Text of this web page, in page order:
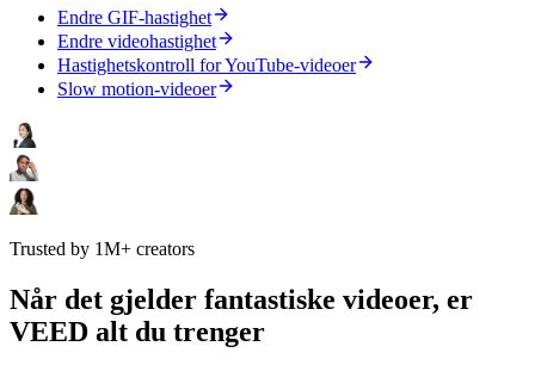
Endre GIF-hastighet
Endre videohastighet
Hastighetskontroll for YouTube-videoer
Slow motion-videoer
Trusted by 1M+ creators
Når det gjelder fantastiske videoer, er
VEED alt du trenger